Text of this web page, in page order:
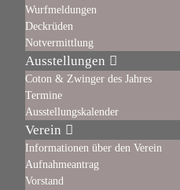
Wurfmeldungen
Deckrüden
Notvermittlung
Ausstellungen
Coton & Zwinger des Jahres
Termine
Ausstellungskalender
Verein
Informationen über den Verein
Aufnahmeantrag
Vorstand